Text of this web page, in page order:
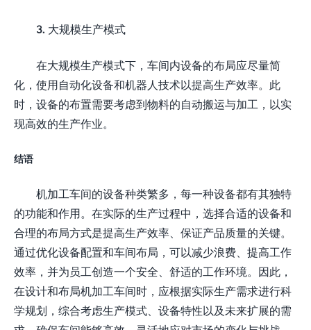
3. 大规模生产模式
在大规模生产模式下，车间内设备的布局应尽量简
化，使用自动化设备和机器人技术以提高生产效率。此
时，设备的布置需要考虑到物料的自动搬运与加工，以实
现高效的生产作业。
结语
机加工车间的设备种类繁多，每一种设备都有其独特
的功能和作用。在实际的生产过程中，选择合适的设备和
合理的布局方式是提高生产效率、保证产品质量的关键。
通过优化设备配置和车间布局，可以减少浪费、提高工作
效率，并为员工创造一个安全、舒适的工作环境。因此，
在设计和布局机加工车间时，应根据实际生产需求进行科
学规划，综合考虑生产模式、设备特性以及未来扩展的需